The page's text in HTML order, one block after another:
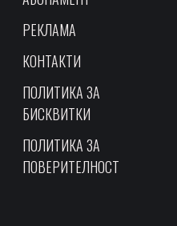
РЕКЛАМА
КОНТАКТИ
ПОЛИТИКА ЗА
БИСКВИТКИ
ПОЛИТИКА ЗА
ПОВЕРИТЕЛНОСТ